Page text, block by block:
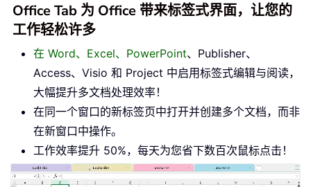
Office Tab 为 Office 带来标签式界面，让您的
工作轻松许多
在 Word、Excel、PowerPoint、Publisher、
Access、Visio 和 Project 中启用标签式编辑与阅读，
大幅提升多文档处理效率！
在同一个窗口的新标签页中打开并创建多个文档，而非
在新窗口中操作。
工作效率提升 50%，每天为您省下数百次鼠标点击！